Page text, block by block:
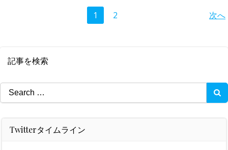
Page
1 Page
2 次へ
記事を検索
Search
for:
Twitterタイムライン